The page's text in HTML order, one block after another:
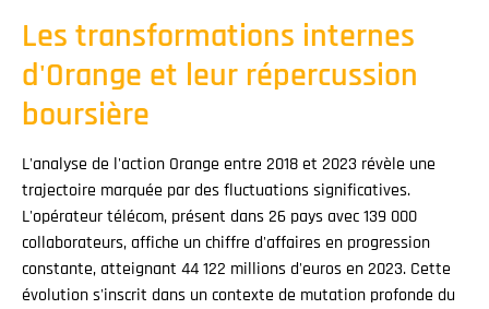
Les transformations internes
d'Orange et leur répercussion
boursière
L'analyse de l'action Orange entre 2018 et 2023 révèle une
trajectoire marquée par des fluctuations significatives.
L'opérateur télécom, présent dans 26 pays avec 139 000
collaborateurs, affiche un chiffre d'affaires en progression
constante, atteignant 44 122 millions d'euros en 2023. Cette
évolution s'inscrit dans un contexte de mutation profonde du